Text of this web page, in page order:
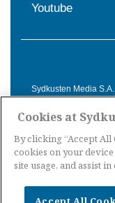
Youtube
Sydkusten Media
Spanien. Genom
Cookies at
By clicking “Accept All
cookies on your
site usage, and assist